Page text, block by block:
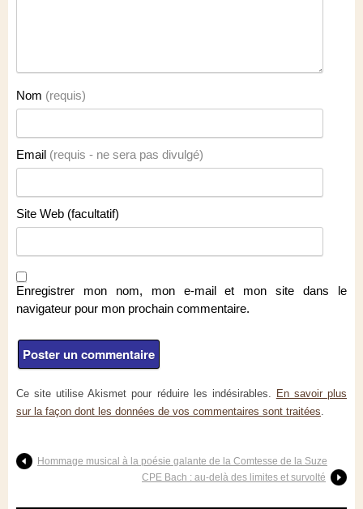
Nom (requis)
Email (requis - ne sera pas divulgé)
Site Web (facultatif)
Enregistrer mon nom, mon e-mail et mon site dans le
navigateur pour mon prochain commentaire.
Ce site utilise Akismet pour réduire les indésirables. En savoir plus
sur la façon dont les données de vos commentaires sont traitées
Hommage musical à la poésie galante de la Comtesse de la Suze
CPE Bach : au-delà des limites et survolté